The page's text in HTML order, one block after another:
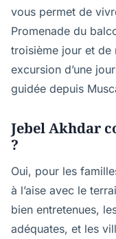
vous permet de
Promenade du
troisième jour et de
excursion d’une
guidée depuis
Jebel Akhdar
?
Oui, pour les
à l’aise avec le
bien entretenues,
adéquates, et les